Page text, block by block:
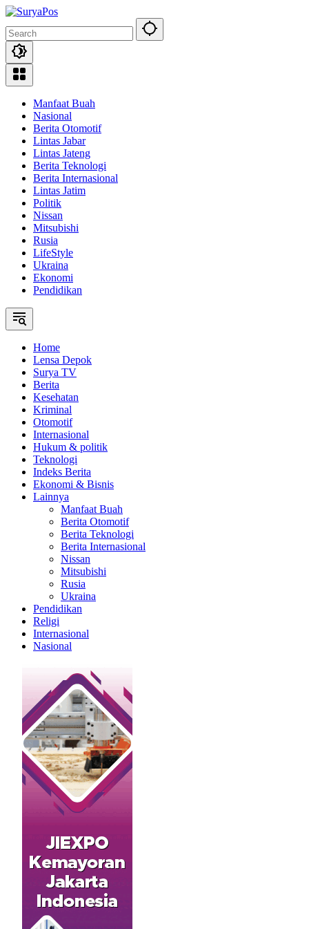
Skip
content
Manfaat Buah
Nasional
Berita Otomotif
Lintas Jabar
Lintas Jateng
Berita Teknologi
Berita Internasional
Lintas Jatim
Politik
Nissan
Mitsubishi
Rusia
LifeStyle
Ukraina
Ekonomi
Pendidikan
Home
Lensa Depok
Surya TV
Berita
Kesehatan
Kriminal
Otomotif
Internasional
Hukum & politik
Teknologi
Indeks Berita
Ekonomi & Bisnis
Lainnya
Manfaat Buah
Berita Otomotif
Berita Teknologi
Berita Internasional
Nissan
Mitsubishi
Rusia
Ukraina
Pendidikan
Religi
Internasional
Nasional